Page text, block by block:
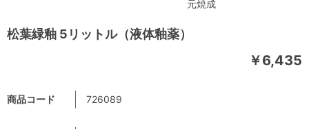
元焼成
松葉緑釉 5リットル（液体釉薬）
￥6,435
商品コード 726089